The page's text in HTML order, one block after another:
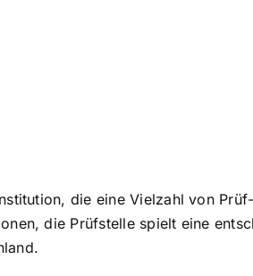
die eine Vielzahl von
die Prüfstelle spielt eine